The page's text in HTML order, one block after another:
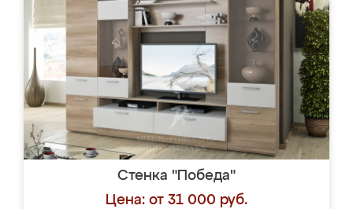
Стенка "Победа"
Цена: от 31 000 руб.